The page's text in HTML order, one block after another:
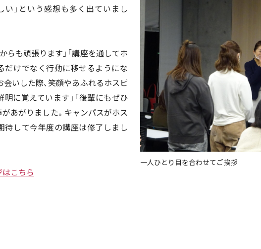
一人ひとり目を合わせてご挨拶
い」という感想も多く出ていまし
らも頑張ります」「講座を通してホ
だけでなく行動に移せるようにな
会いした際、笑顔やあふれるホスピ
に覚えています」「後輩にもぜひ
があがりました。キャンパスがホス
待して今年度の講座は修了しまし
はこちら